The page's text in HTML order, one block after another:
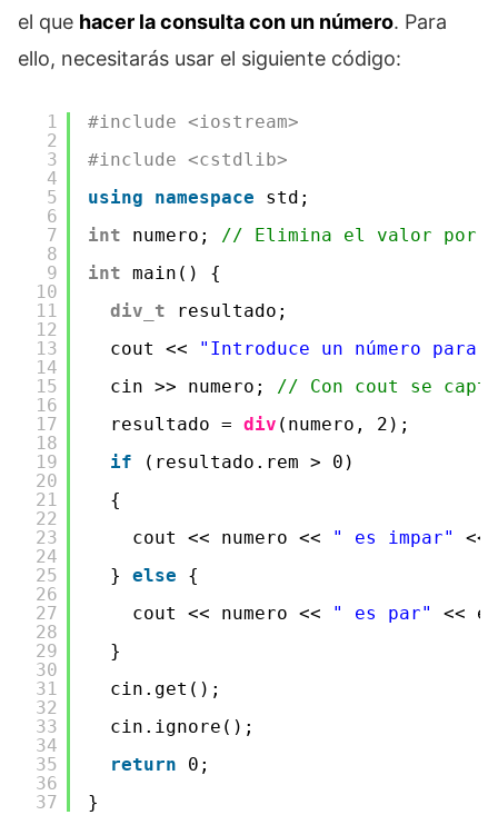
el que hacer la consulta con un número. Para
ello, necesitarás usar el siguiente código:
1
2
3
4
5
6
7
8
9
10
11
12
13
14
15
16
17
18
19
20
21
22
23
24
25
26
27
28
29
30
31
32
33
34
35
36
37
#include <iostream>
#include <cstdlib>
using
namespace
std;
int
numero; // Elimina el valor por
int main() {
div_t
resultado;
cout <<
"Introduce un número
cin >> numero; // Con cout se
resultado = div (numero, 2);
if
(resultado.rem > 0)
{
cout << numero <<
" es impar"
} else
{
cout << numero <<
" es par"
<<
}
cin.get();
cin.ignore();
return
0;
}